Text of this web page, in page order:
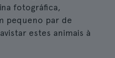
fotográfica,
pequeno par de
estes animais à